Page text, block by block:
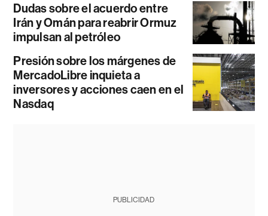
Dudas sobre el acuerdo entre
Irán y Omán para reabrir Ormuz
impulsan al petróleo
Presión sobre los márgenes de
MercadoLibre inquieta a
inversores y acciones caen en el
Nasdaq
PUBLICIDAD